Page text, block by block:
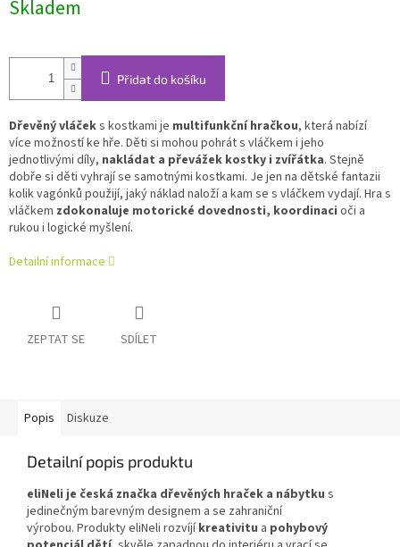
cena:
Skladem
Přidat do košíku
Dřevěný vláčeks kostkami je multifunkční hračkou, která nabízí
více možností ke hře. Děti si mohou pohrát s vláčkem i jeho
jednotlivými díly, nakládat a převážek kostky i zvířátka. Stejně
dobře si děti vyhrají se samotnými kostkami. Je jen na dětské fantazii
kolik vagónků použijí, jaký náklad naloží a kam se s vláčkem vydají. Hra s
vláčkem zdokonaluje motorické dovednosti, koordinaci oči a
rukou i logické myšlení.
Detailní informace
ZEPTAT SE SDÍLET
Popis Diskuze
Detailní popis produktu
eliNeli je česká značka dřevěných hraček a nábytku s
jedinečným barevným designem a se zahraniční
výrobou. Produkty eliNeli rozvíjíkreativitu a pohybový